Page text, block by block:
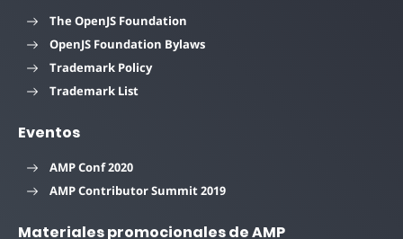
The OpenJS Foundation
OpenJS Foundation Bylaws
Trademark Policy
Trademark List
Eventos
AMP Conf 2020
AMP Contributor Summit 2019
Materiales promocionales de AMP